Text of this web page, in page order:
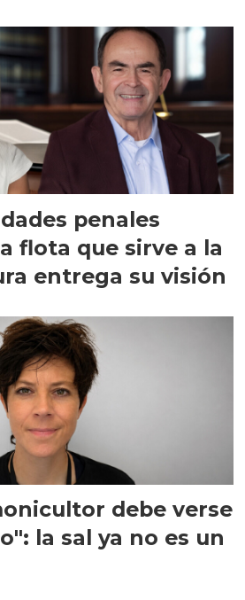
penales
flota que sirve a la
entrega su visión
debe verse
la sal ya no es un